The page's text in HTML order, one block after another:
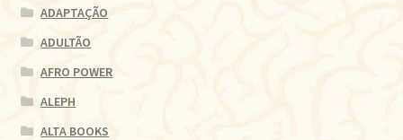
ADAPTAÇÃO
ADULTÃO
AFRO POWER
ALEPH
ALTA BOOKS